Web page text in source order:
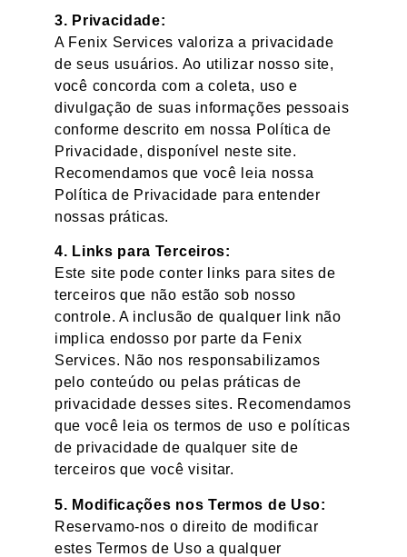
3. Privacidade:
A Fenix Services valoriza a privacidade
de seus usuários. Ao utilizar nosso site,
você concorda com a coleta, uso e
divulgação de suas informações pessoais
conforme descrito em nossa Política de
Privacidade, disponível neste site.
Recomendamos que você leia nossa
Política de Privacidade para entender
nossas práticas.
4. Links para Terceiros:
Este site pode conter links para sites de
terceiros que não estão sob nosso
controle. A inclusão de qualquer link não
implica endosso por parte da Fenix
Services. Não nos responsabilizamos
pelo conteúdo ou pelas práticas de
privacidade desses sites. Recomendamos
que você leia os termos de uso e políticas
de privacidade de qualquer site de
terceiros que você visitar.
5. Modificações nos Termos de Uso:
Reservamo-nos o direito de modificar
estes Termos de Uso a qualquer